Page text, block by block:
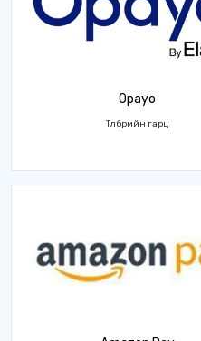
Opayo
Төлбөрийн гарц